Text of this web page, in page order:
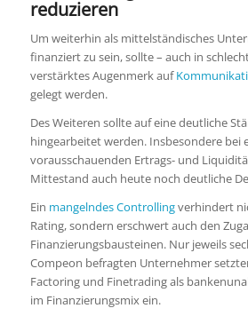
reduzieren
Um weiterhin als mittelständisches
finanziert zu sein, sollte – auch in
verstärktes Augenmerk auf
gelegt werden.
Des Weiteren sollte auf eine deutliche
hingearbeitet werden. Insbesondere bei
vorausschauenden Ertrags- und
Mittestand auch heute noch deutliche
Ein mangelndes Controllingverhindert
Rating, sondern erschwert auch den
Finanzierungsbausteinen. Nur jeweils
Compeon befragten Unternehmer
Factoring und Finetrading als
im Finanzierungsmix ein.